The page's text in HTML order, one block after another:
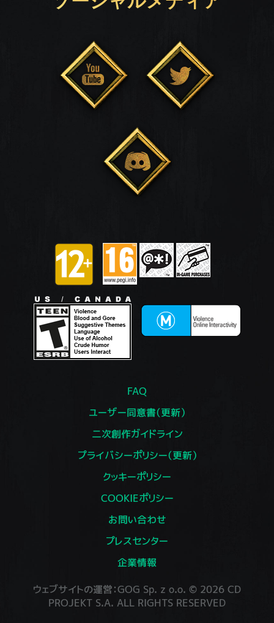
FAQ
ユーザー同意書（更新）
二次創作ガイドライン
プライバシーポリシー（更新）
クッキーポリシー
COOKIEポリシー
お問い合わせ
プレスセンター
企業情報
ウェブサイトの運営：GOG Sp. z o.o. © 2026 CD
PROJEKT S.A. ALL RIGHTS RESERVED